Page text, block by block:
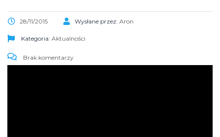
28/11/2015 Wysłane przez: Aron
Kategoria: Aktualności
Brak komentarzy